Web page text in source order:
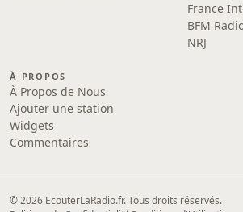
France
BFM
NRJ
À PROPOS
À Propos de Nous
Ajouter une station
Widgets
Commentaires
© 2026 EcouterLaRadio.fr. Tous droits réservés.